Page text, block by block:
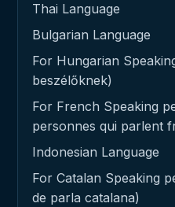
Thai Language
Bulgarian Language
For Hungarian
beszélőknek)
For French Speaking
personnes qui parlent
Indonesian Language
For Catalan Speaking
de parla catalana)